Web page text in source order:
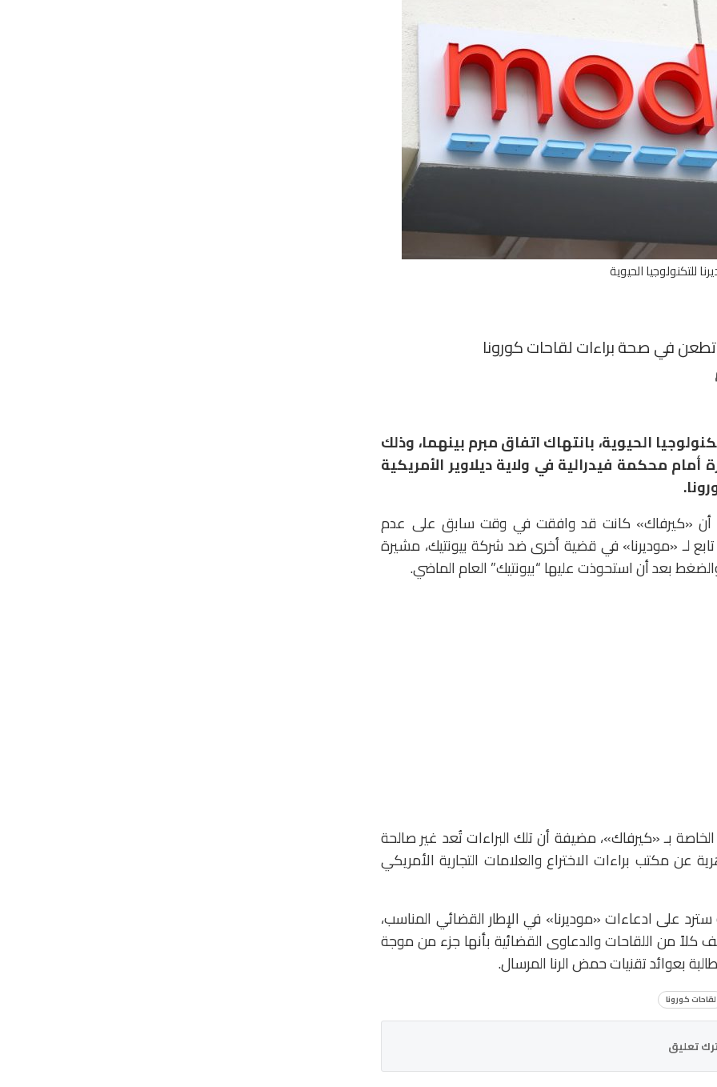
للتكنولوجيا الحيوية
في صحة براءات لقاحات كورونا
الحيوية، بانتهاك اتفاق مبرم بينهما، وذلك
أمام محكمة فيدرالية في ولاية ديلاوير الأمريكية
أن «كيرفاك» كانت قد وافقت في وقت سابق على عدم
لـ «موديرنا» في قضية أخرى ضد شركة بيونتيك، مشيرة
بعد أن استحوذت عليها “بيونتيك” العام الماضي.
الخاصة بـ «كيرفاك»، مضيفة أن تلك البراءات تُعد غير صالحة
مكتب براءات الاختراع والعلامات التجارية الأمريكي
على ادعاءات «موديرنا» في الإطار القضائي المناسب،
كلاً من اللقاحات والدعاوى القضائية بأنها جزء من موجة
بعوائد تقنيات حمض الرنا المرسال.
لقاحات كورونا
تعليق